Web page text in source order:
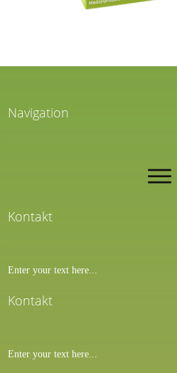
Navigation
Kontakt
Enter your text here...
Kontakt
Enter your text here...